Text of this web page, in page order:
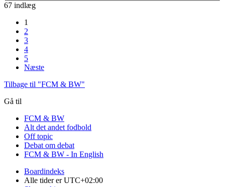
67 indlæg
1
2
3
4
5
Næste
Tilbage til "FCM & BW"
Gå til
FCM & BW
Alt det andet fodbold
Off topic
Debat om debat
FCM & BW - In English
Boardindeks
Alle tider erUTC+02:00